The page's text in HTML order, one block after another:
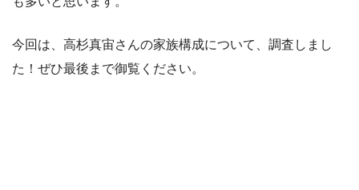
今回は、高杉真宙さんの家族構成について、調査しまし
た！ぜひ最後まで御覧ください。